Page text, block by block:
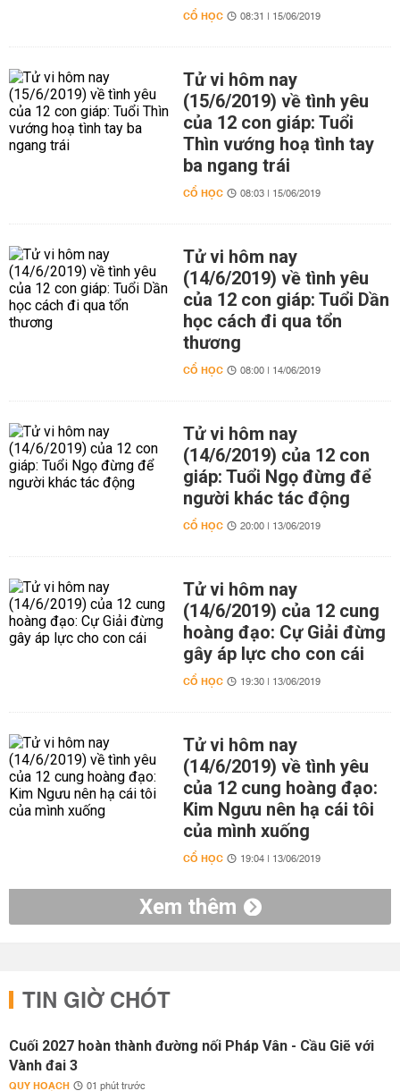
CỔ HỌC 08:31 | 15/06/2019
Tử vi hôm nay
(15/6/2019) về tình yêu
của 12 con giáp: Tuổi
Thìn vướng hoạ tình tay
ba ngang trái
CỔ HỌC 08:03 | 15/06/2019
Tử vi hôm nay
(14/6/2019) về tình yêu
của 12 con giáp: Tuổi Dần
học cách đi qua tổn
thương
CỔ HỌC 08:00 | 14/06/2019
Tử vi hôm nay
(14/6/2019) của 12 con
giáp: Tuổi Ngọ đừng để
người khác tác động
CỔ HỌC 20:00 | 13/06/2019
Tử vi hôm nay
(14/6/2019) của 12 cung
hoàng đạo: Cự Giải đừng
gây áp lực cho con cái
CỔ HỌC 19:30 | 13/06/2019
Tử vi hôm nay
(14/6/2019) về tình yêu
của 12 cung hoàng đạo:
Kim Ngưu nên hạ cái tôi
của mình xuống
CỔ HỌC 19:04 | 13/06/2019
Xem thêm
TIN GIỜ CHÓT
Cuối 2027 hoàn thành đường nối Pháp Vân - Cầu Giẽ với
Vành đai 3
QUY HOẠCH 01 phút trước